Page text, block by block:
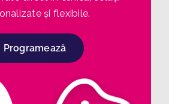
și flexibile.
Programează